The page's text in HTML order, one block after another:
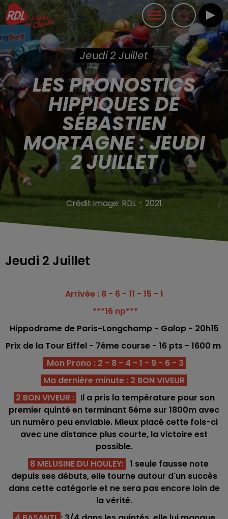
Jeudi 2 Juillet
LES PRONOSTICS
HIPPIQUES DE
SÉBASTIEN
MORTAGNE : JEUDI
2 JUILLET
Crédit image: RDL - 2021
Jeudi 2 Juillet
Arrivée : 8 - 6 - 11 - 15 - 1
***16 np***
Hippodrome de Paris-Longchamp - Galop - 20h15
Prix de la Tour Eiffel - 7éme course - 16 pts - 1600 m
Mon Prono : 2 - 8 - 4 - 1 - 9 - 6 - 3
Ma dernière minute : 2 BON VIVEUR
2 BON VIVEUR : Il a pris la température pour son
premier quinté en terminant 6éme sur 1800m avec
un numéro peu enviable. Mieux placé cette fois-ci
avec une distance plus courte, la victoire est
possible.
8 MELUSINE DU HOULEY: 1 seule fausse note
depuis ses débuts, elle tourne autour d'un succès
dans cette catégorie et ne sera pas encore loin de
la vérité.